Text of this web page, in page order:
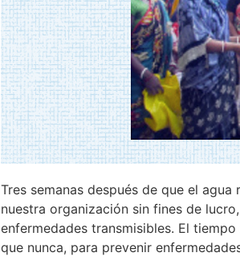
Tres semanas después de que el
nuestra organización sin fines de
enfermedades transmisibles. El
que nunca, para prevenir